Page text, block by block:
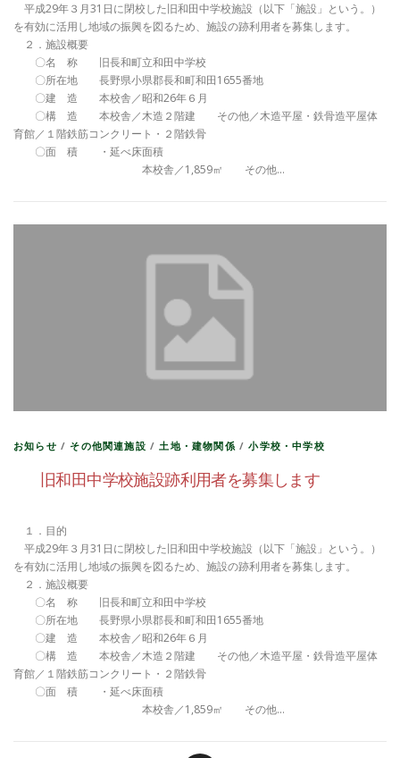
平成29年３月31日に閉校した旧和田中学校施設（以下「施設」という。）
を有効に活用し地域の振興を図るため、施設の跡利用者を募集します。
２．施設概要
〇名 称 旧長和町立和田中学校
〇所在地 長野県小県郡長和町和田1655番地
〇建 造 本校舎／昭和26年６月
〇構 造 本校舎／木造２階建 その他／木造平屋・鉄骨造平屋体
育館／１階鉄筋コンクリート・２階鉄骨
〇面 積 ・延べ床面積
本校舎／1,859㎡ その他…
お知らせ / その他関連施設 /土地・建物関係 /小学校・中学校
旧和田中学校施設跡利用者を募集します
１．目的
平成29年３月31日に閉校した旧和田中学校施設（以下「施設」という。）
を有効に活用し地域の振興を図るため、施設の跡利用者を募集します。
２．施設概要
〇名 称 旧長和町立和田中学校
〇所在地 長野県小県郡長和町和田1655番地
〇建 造 本校舎／昭和26年６月
〇構 造 本校舎／木造２階建 その他／木造平屋・鉄骨造平屋体
育館／１階鉄筋コンクリート・２階鉄骨
〇面 積 ・延べ床面積
本校舎／1,859㎡ その他…